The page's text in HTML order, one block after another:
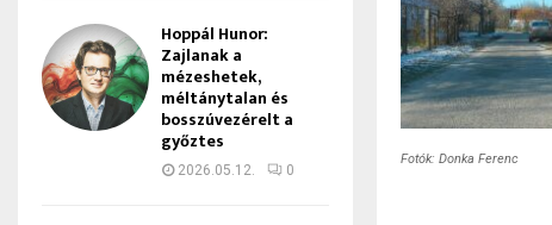
Fotók: Donka Ferenc
Hoppál Hunor:
Zajlanak a
mézeshetek,
méltánytalan és
bosszúvezérelt a
győztes
2026.05.12. 0